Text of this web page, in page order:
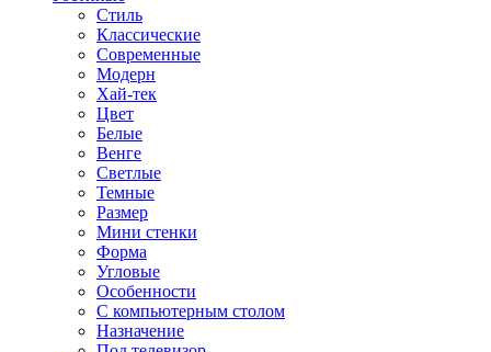
Стиль
Классические
Современные
Модерн
Хай-тек
Цвет
Белые
Венге
Светлые
Темные
Размер
Мини стенки
Форма
Угловые
Особенности
С компьютерным столом
Назначение